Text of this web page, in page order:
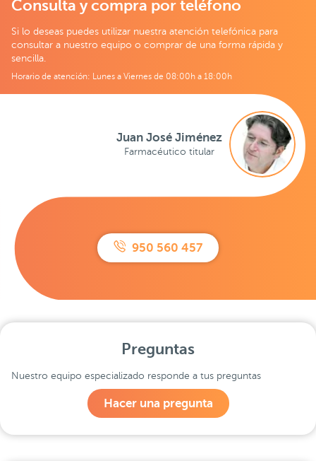
Consulta y compra por teléfono
Si lo deseas puedes utilizar nuestra atención telefónica para
consultar a nuestro equipo o comprar de una forma rápida y
sencilla.
Horario de atención: Lunes a Viernes de 08:00h a 18:00h
950 560 457
Juan José Jiménez
Farmacéutico titular
Preguntas
Nuestro equipo especializado responde a tus preguntas
Hacer una pregunta